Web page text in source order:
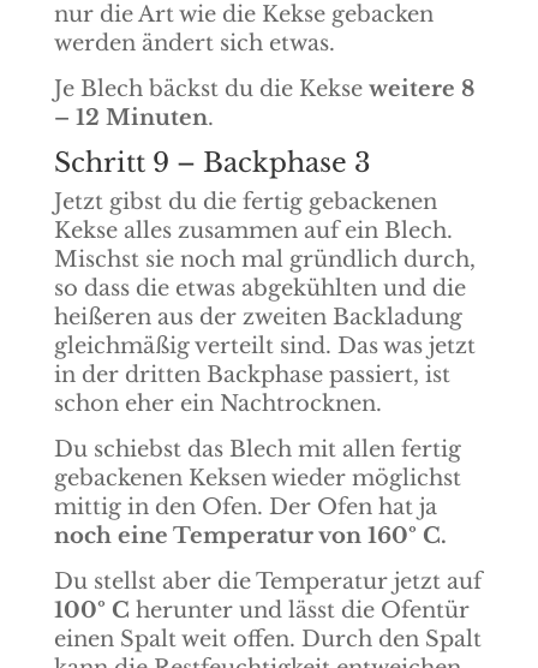
nur die Art wie die Kekse gebacken
werden ändert sich etwas.
Je Blech bäckst du die Kekse weitere 8
– 12 Minuten.
Schritt 9 – Backphase 3
Jetzt gibst du die fertig gebackenen
Kekse alles zusammen auf ein Blech.
Mischst sie noch mal gründlich durch,
so dass die etwas abgekühlten und die
heißeren aus der zweiten Backladung
gleichmäßig verteilt sind. Das was jetzt
in der dritten Backphase passiert, ist
schon eher ein Nachtrocknen.
Du schiebst das Blech mit allen fertig
gebackenen Keksen wieder möglichst
mittig in den Ofen. Der Ofen hat ja
noch eine Temperatur von 160º C.
Du stellst aber die Temperatur jetzt auf
100º C herunter und lässt die Ofentür
einen Spalt weit offen. Durch den Spalt